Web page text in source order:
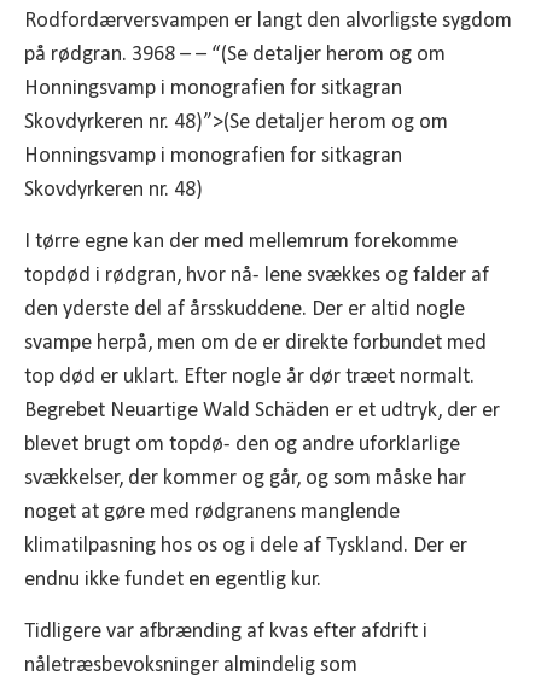
Rodfordærversvampen er langt den alvorligste sygdom
på rødgran. 3968 – – “(Se detaljer herom og om
Honningsvamp i monografien for sitkagran
Skovdyrkeren nr. 48)”>(Se detaljer herom og om
Honningsvamp i monografien for sitkagran
Skovdyrkeren nr. 48)
I tørre egne kan der med mellemrum forekomme
topdød i rødgran, hvor nå- lene svækkes og falder af
den yderste del af årsskuddene. Der er altid nogle
svampe herpå, men om de er direkte forbundet med
top død er uklart. Efter nogle år dør træet normalt.
Begrebet Neuartige Wald Schäden er et udtryk, der er
blevet brugt om topdø- den og andre uforklarlige
svækkelser, der kommer og går, og som måske har
noget at gøre med rødgranens manglende
klimatilpasning hos os og i dele af Tyskland. Der er
endnu ikke fundet en egentlig kur.
Tidligere var afbrænding af kvas efter afdrift i
nåletræsbevoksninger almindelig som